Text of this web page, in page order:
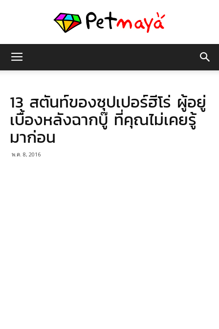
มายา
13 สตันท์ของซุปเปอร์ฮีโร่ ผู้อยู่
เบื้องหลังฉากบู๊ ที่คุณไม่เคยรู้
มาก่อน
พ.ค. 8, 2016